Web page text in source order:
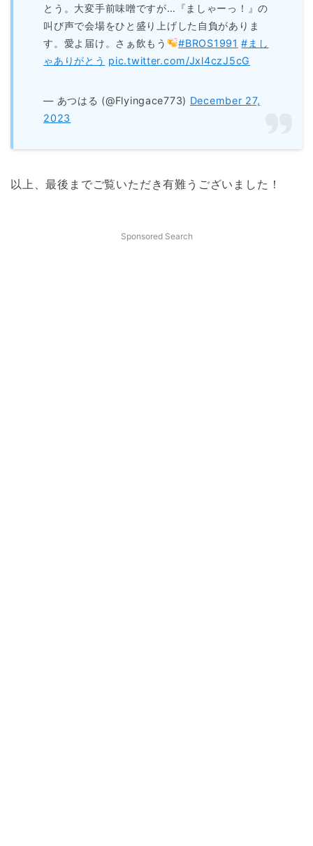
とう。大変手前味噌ですが…『ましゃーっ！』の
叫び声で会場をひと盛り上げした自負がありま
す。愛よ届け。さぁ飲もう
#BROS1991 #まし
ゃありがとう pic.twitter.com/Jxl4czJ5cG
— あつはる (@Flyingace773) December 27,
2023
以上、最後までご覧いただき有難うございました！
Sponsored Search